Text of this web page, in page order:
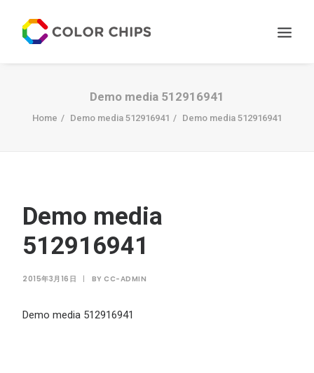
サービス
ニュース
Demo media 512916941
Home Demo media 512916941 Demo media 512916941
Demo media
512916941
2015年3月16日 | BY CC-ADMIN
Demo media 512916941